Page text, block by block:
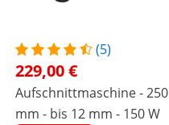
(5)
229,00 €
Aufschnittmaschine - 250
mm - bis 12 mm - 150 W